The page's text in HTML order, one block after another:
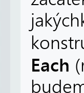
Each